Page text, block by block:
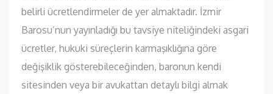
belirli ücretlendirmeler de yer almaktadır. İzmir
Barosu’nun yayınladığı bu tavsiye niteliğindeki asgari
ücretler, hukuki süreçlerin karmaşıklığına göre
değişiklik gösterebileceğinden, baronun kendi
sitesinden veya bir avukattan detaylı bilgi almak